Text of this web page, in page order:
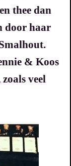
thee dan
door haar
& Koos
veel